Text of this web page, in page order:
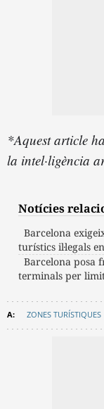
*Aquest article
la intel·ligència
Notícies
Barcelona
turístics il·legals
Barcelona posa
terminals per
ZONES TURÍSTIQUES